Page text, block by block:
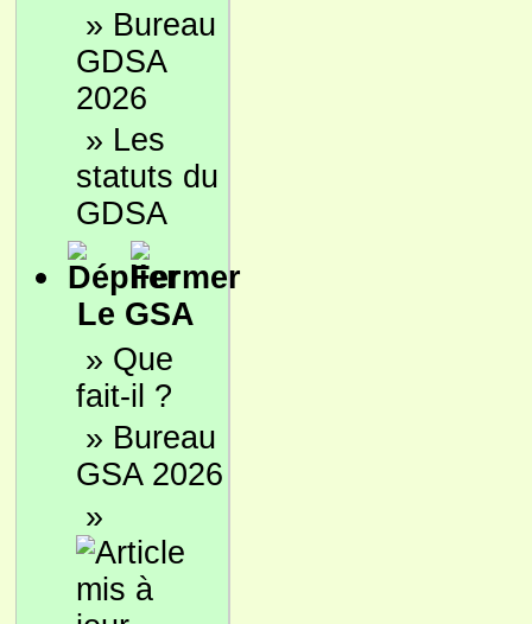
» Bureau
GDSA
2026
» Les
statuts du
GDSA
Le GSA
» Que
fait-il ?
» Bureau
GSA 2026
»